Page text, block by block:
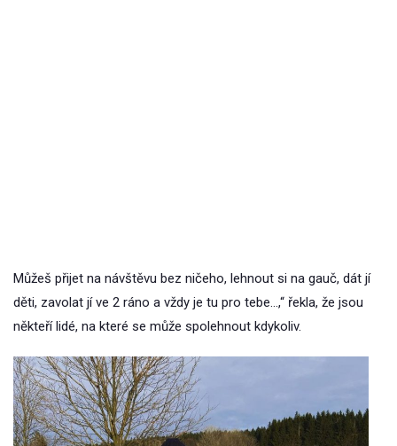
Můžeš přijet na návštěvu bez ničeho, lehnout si na gauč, dát jí
děti, zavolat jí ve 2 ráno a vždy je tu pro tebe…,“ řekla, že jsou
někteří lidé, na které se může spolehnout kdykoliv.